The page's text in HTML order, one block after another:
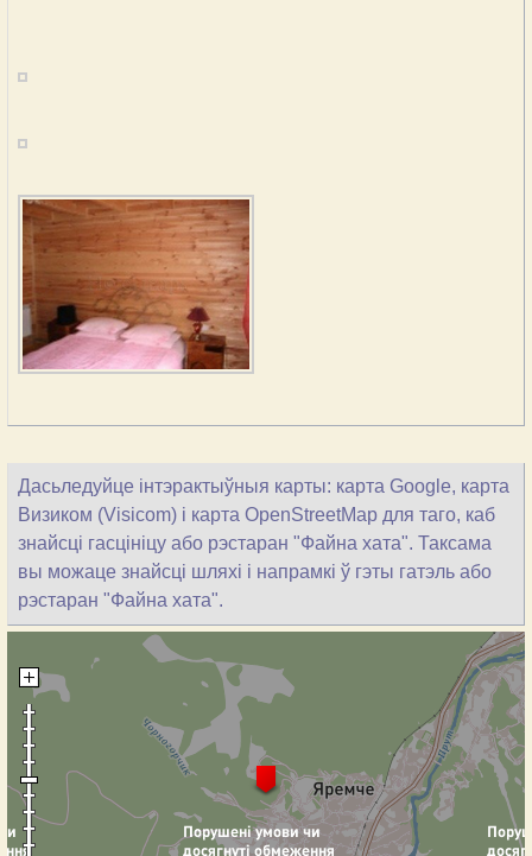
Дасьледуйце інтэрактыўныя карты: карта Google, карта
Визиком (Visicom) і карта OpenStreetMap для таго, каб
знайсці гасцініцу або рэстаран "Файна хата". Таксама
вы можаце знайсці шляхі і напрамкі ў гэты гатэль або
рэстаран "Файна хата".